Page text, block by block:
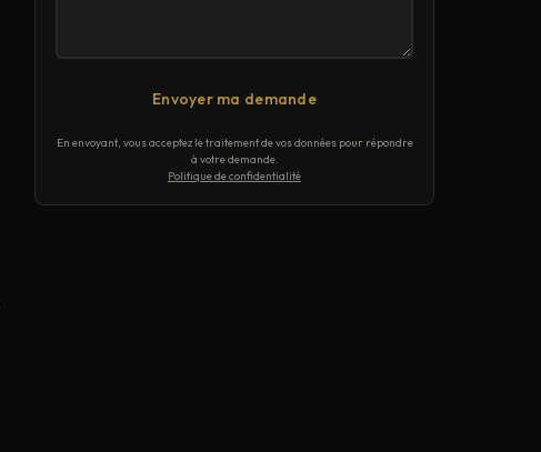
Envoyer ma demande
En envoyant, vous acceptez le traitement de vos données pour répondre
à votre demande.
Politique de confidentialité